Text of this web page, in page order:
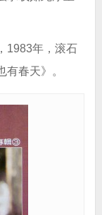
1983年，滚石
春天》。